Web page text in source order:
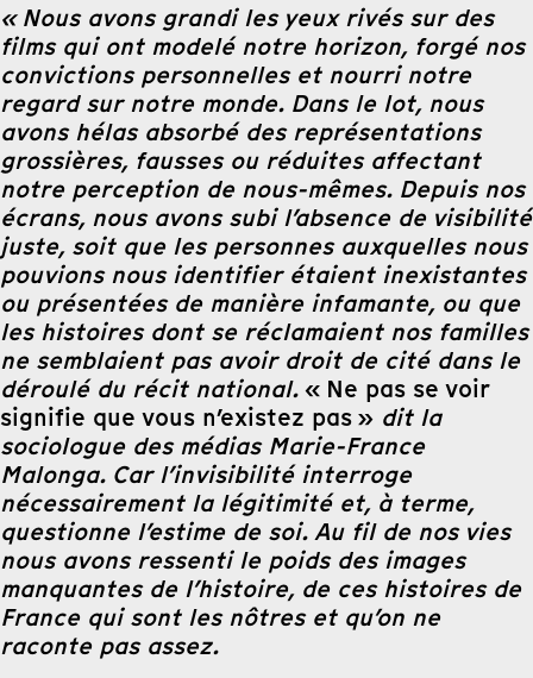
« Nous avons grandi les yeux rivés sur des
films qui ont modelé notre horizon, forgé nos
convictions personnelles et nourri notre
regard sur notre monde. Dans le lot, nous
avons hélas absorbé des représentations
grossières, fausses ou réduites affectant
notre perception de nous-mêmes. Depuis nos
écrans, nous avons subi l’absence de visibilité
juste, soit que les personnes auxquelles nous
pouvions nous identifier étaient inexistantes
ou présentées de manière infamante, ou que
les histoires dont se réclamaient nos familles
ne semblaient pas avoir droit de cité dans le
déroulé du récit national.« Ne pas se voir
signifie que vous n’existez pas » dit la
sociologue des médias Marie-France
Malonga. Car l’invisibilité interroge
nécessairement la légitimité et, à terme,
questionne l’estime de soi. Au fil de nos vies
nous avons ressenti le poids des images
manquantes de l’histoire, de ces histoires de
France qui sont les nôtres et qu’on ne
raconte pas assez.